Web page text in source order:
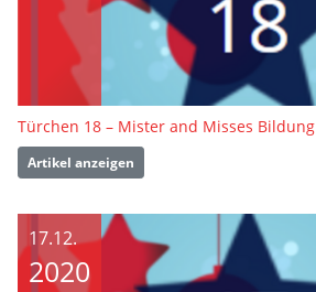
Türchen 18 – Mister and Misses Bildung
Artikel anzeigen
17.12.
2020